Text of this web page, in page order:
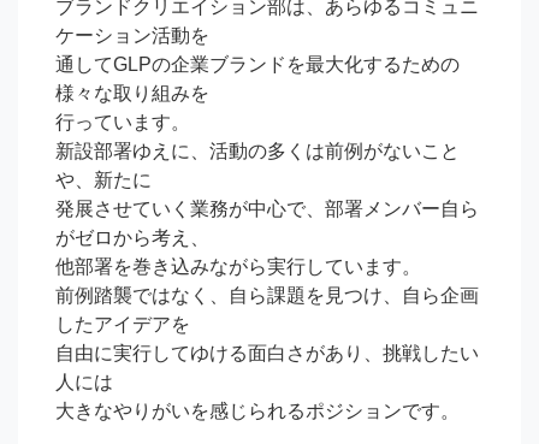
ブランドクリエイション部は、あらゆるコミュニ
ケーション活動を
通してGLPの企業ブランドを最大化するための
様々な取り組みを
行っています。
新設部署ゆえに、活動の多くは前例がないこと
や、新たに
発展させていく業務が中心で、部署メンバー自ら
がゼロから考え、
他部署を巻き込みながら実行しています。
前例踏襲ではなく、自ら課題を見つけ、自ら企画
したアイデアを
自由に実行してゆける面白さがあり、挑戦したい
人には
大きなやりがいを感じられるポジションです。